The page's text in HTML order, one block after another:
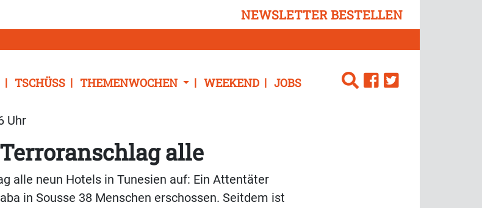
NEWSLETTER BESTELLEN
TSCHÜSS THEMENWOCHEN WEEKEND JOBS
Uhr
alle
alle neun Hotels in Tunesien auf: Ein Attentäter
in Sousse 38 Menschen erschossen. Seitdem ist